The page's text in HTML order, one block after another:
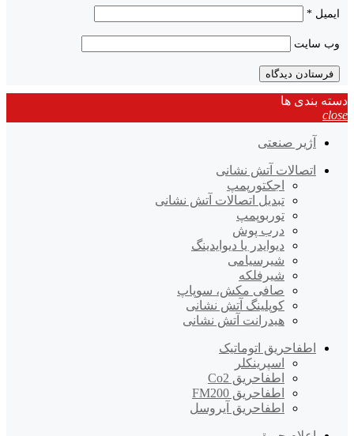
ایمیل *
وب‌ سایت
دسته بندی ها
close
آژیر صنعتی
اتصالات آتش نشانی
اجکتورپمپ
تبدیل اتصالات آتش نشانی
توربوپمپ
درب پوش
دیوایدر یا دیوایدینگ
شیرسیامی
شیرفلکه
صافی مکش، سوپاپ
کوپلینگ آتش نشانی
هیدرانت آتش نشانی
اطفاحریق اتوماتیک
اسپرینکلر
اطفاحریق Co2
اطفاحریق FM200
اطفاحریق آیروسل